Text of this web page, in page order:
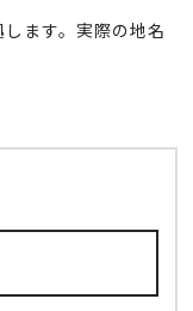
ます。実際の地名